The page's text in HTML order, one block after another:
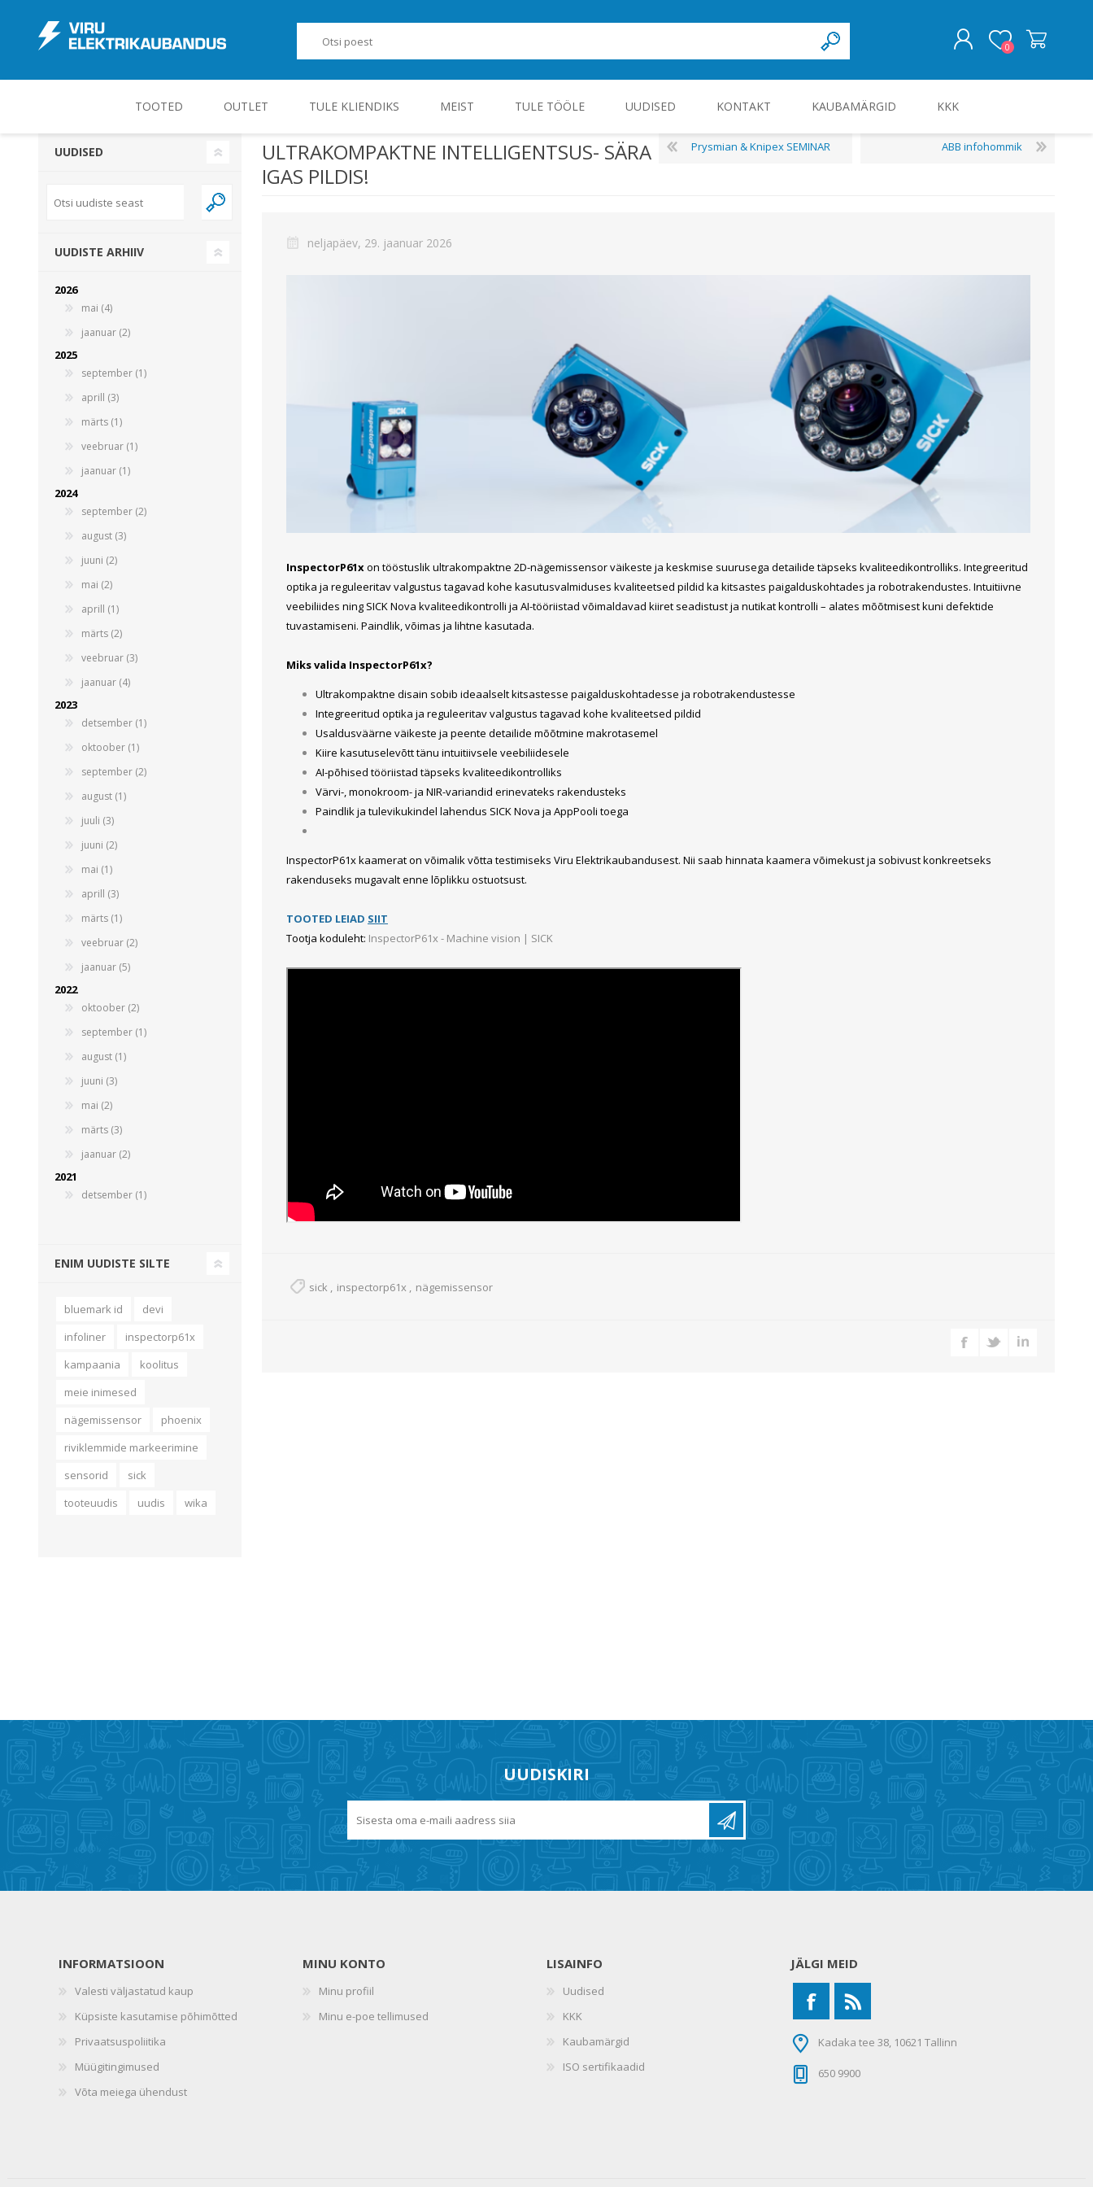
0
TOOTED
JUHT-, KONTROLL- JA MÕÕTESEADMED
Juhtimisahelate nupud ( ava 8, 16 ja 22 mm )
Elektromehaaniline relee
Vaata kõiki
Elektriautode laadijad ja komponendid
Kontrollerid
Sagedusmuundurid
Metallkilbid, süvispaigaldus
Metallkilbid, pindpaigaldus
Kilbid, aluspaigaldus
Plastkilbid, süvispaigaldus
Alumiiniumkaablid ja -juhtmed
Vaskkaablid ja -juhtmed
Painduvad kontrollkaablid
Nõrkvoolukaablid
INSTALLATSIOONITARVIKUD
Süvistatavad lülitid ja pistikupesad IP44
Pinnapealsed lülitid ja pistikupesad IP20
Pinnapealsed lülitid ja pistikupesad IP44
Pinnapealsed lülitid ja pistikupesad IP55, IP65, IP67
VALGUSTUS
OUTLET TULE KLIENDIKS MEIST TULE TÖÖLE UUDISED KONTAKT KAUBAMÄRGID KKK
Prysmian & Knipex SEMINAR ABB infohommik
ULTRAKOMPAKTNE INTELLIGENTSUS- SÄRA
IGAS PILDIS!
neljapäev, 29. jaanuar 2026
InspectorP61xon tööstuslik ultrakompaktne 2D-nägemissensor väikeste ja keskmise suurusega detailide täpseks kvaliteedikontrolliks. Integreeritud
optika ja reguleeritav valgustus tagavad kohe kasutusvalmiduses kvaliteetsed pildid ka kitsastes paigalduskohtades ja robotrakendustes. Intuitiivne
veebiliides ning SICK Nova kvaliteedikontrolli ja AI-tööriistad võimaldavad kiiret seadistust ja nutikat kontrolli – alates mõõtmisest kuni defektide
tuvastamiseni. Paindlik, võimas ja lihtne kasutada.
Miks valida InspectorP61x?
Ultrakompaktne disain sobib ideaalselt kitsastesse paigalduskohtadesse ja robotrakendustesse
Integreeritud optika ja reguleeritav valgustus tagavad kohe kvaliteetsed pildid
Usaldusväärne väikeste ja peente detailide mõõtmine makrotasemel
Kiire kasutuselevõtt tänu intuitiivsele veebiliidesele
AI-põhised tööriistad täpseks kvaliteedikontrolliks
Värvi-, monokroom- ja NIR-variandid erinevateks rakendusteks
Paindlik ja tulevikukindel lahendus SICK Nova ja AppPooli toega
InspectorP61x kaamerat on võimalik võtta testimiseks Viru Elektrikaubandusest. Nii saab hinnata kaamera võimekust ja sobivust konkreetseks
rakenduseks mugavalt enne lõplikku ostuotsust.
TOOTED LEIAD SIIT
Tootja koduleht: InspectorP61x - Machine vision | SICK
sick , inspectorp61x , nägemissensor
UUDISED
UUDISTE ARHIIV
2026
mai (4)
jaanuar (2)
2025
september (1)
aprill (3)
märts (1)
veebruar (1)
jaanuar (1)
2024
september (2)
august (3)
juuni (2)
mai (2)
aprill (1)
märts (2)
veebruar (3)
jaanuar (4)
2023
detsember (1)
oktoober (1)
september (2)
august (1)
juuli (3)
juuni (2)
mai (1)
aprill (3)
märts (1)
veebruar (2)
jaanuar (5)
2022
oktoober (2)
september (1)
august (1)
juuni (3)
mai (2)
märts (3)
jaanuar (2)
2021
detsember (1)
ENIM UUDISTE SILTE
bluemark id
devi
infoliner
inspectorp61x
kampaania
koolitus
meie inimesed
nägemissensor
phoenix
riviklemmide markeerimine
sensorid
sick
tooteuudis
uudis wika
UUDISKIRI
INFORMATSIOON
Valesti väljastatud kaup
Küpsiste kasutamise põhimõtted
Privaatsuspoliitika
Müügitingimused
Võta meiega ühendust
MINU KONTO
Minu profiil
Minu e-poe tellimused
LISAINFO
Uudised
KKK
Kaubamärgid
ISO sertifikaadid
JÄLGI MEID
Kadaka tee 38, 10621 Tallinn
650 9900